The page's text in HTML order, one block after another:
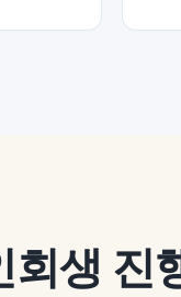
회생 진